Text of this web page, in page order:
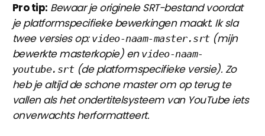
Pro tip: Bewaar je originele SRT-bestand voordat
je platformspecifieke bewerkingen maakt. Ik sla
twee versies op: video-naam-master.srt(mijn
bewerkte masterkopie) en video-naam-
youtube.srt(de platformspecifieke versie). Zo
heb je altijd de schone master om op terug te
vallen als het ondertitelsysteem van YouTube iets
onverwachts herformatteert.